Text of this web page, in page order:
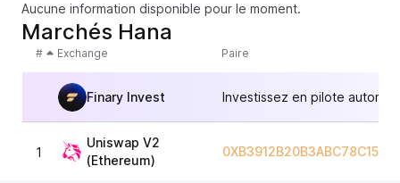
Aucune information disponible pour le moment.
Marchés Hana
# Exchange Paire
Finary Invest Investissez en pilote
1
Uniswap V2
(Ethereum)